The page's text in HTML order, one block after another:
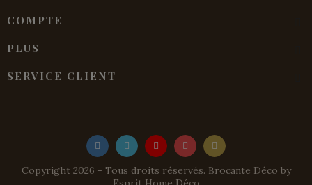
COMPTE
PLUS
SERVICE CLIENT
Copyright 2026 - Tous droits réservés. Brocante Déco by